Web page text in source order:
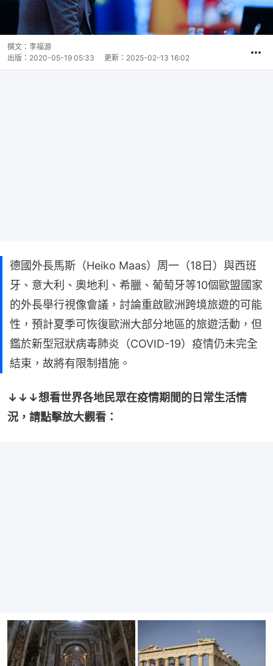
撰文： 李福源
出版： 2020-05-19 05:33 更新： 2025-02-13 16:02
德國外長馬斯（Heiko Maas）周一（18日）與西班
牙、意大利、奧地利、希臘、葡萄牙等10個歐盟國家
的外長舉行視像會議，討論重啟歐洲跨境旅遊的可能
性，預計夏季可恢復歐洲大部分地區的旅遊活動，但
鑑於新型冠狀病毒肺炎（COVID-19）疫情仍未完全
結束，故將有限制措施。
↓↓↓想看世界各地民眾在疫情期間的日常生活情
況，請點擊放大觀看：